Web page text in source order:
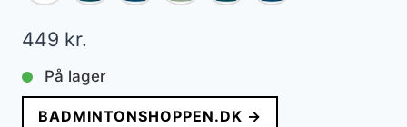
449 kr.
På lager
BADMINTONSHOPPEN.DK →